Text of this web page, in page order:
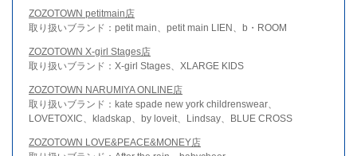
ZOZOTOWN petitmain店
取り扱いブランド：petit main、petit main LIEN、b・ROOM
ZOZOTOWN X-girl Stages店
取り扱いブランド：X-girl Stages、XLARGE KIDS
ZOZOTOWN NARUMIYA ONLINE店
取り扱いブランド：kate spade new york childrenswear、
LOVETOXIC、kladskap、by loveit、Lindsay、BLUE CROSS
ZOZOTOWN LOVE&PEACE&MONEY店